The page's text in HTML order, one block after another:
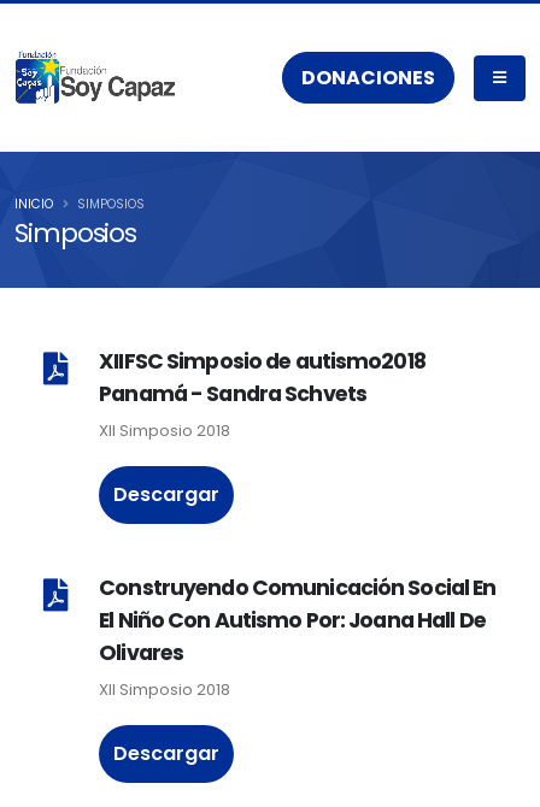
DONACIONES
Simposios
INICIO SIMPOSIOS
XIIFSC Simposio de autismo2018
Panamá - Sandra Schvets
XII Simposio 2018
Descargar
Construyendo Comunicación Social En
El Niño Con Autismo Por: Joana Hall De
Olivares
XII Simposio 2018
Descargar